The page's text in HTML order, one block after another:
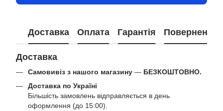
Доставка Оплата Гарантія Повернення
Доставка
Самовивіз з нашого магазину — БЕЗКОШТОВНО.
Доставка по Україні
Більшість замовлень відправляється в день
оформлення (до 15:00).